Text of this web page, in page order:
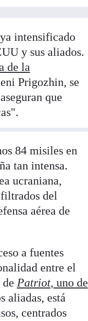
intensificado
y sus aliados.
de la
Prigozhin, se
que
84 misiles en
tan intensa.
ucraniana,
del
aérea de
a fuentes
entre el
Patriot, uno de
aliadas, está
centrados